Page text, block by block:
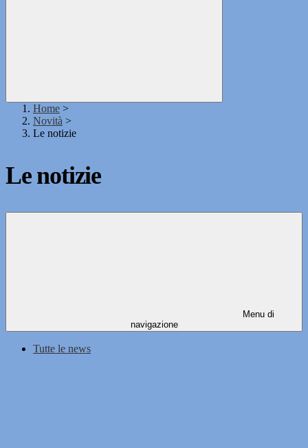
Home >
Novità >
Le notizie
Le notizie
Menu di
navigazione
Tutte le news